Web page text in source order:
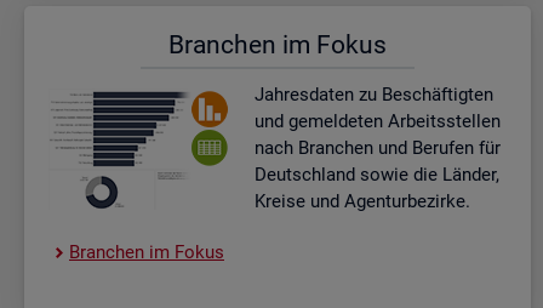
Bran­chen im Fokus
Jah­res­da­ten zu Be­schäf­tig­ten
und ge­mel­de­ten Ar­beits­stel­len
nach Bran­chen und Be­ru­fen für
Deutsch­land sowie die Län­der,
Krei­se und Agen­tur­be­zir­ke.
Bran­chen im Fokus